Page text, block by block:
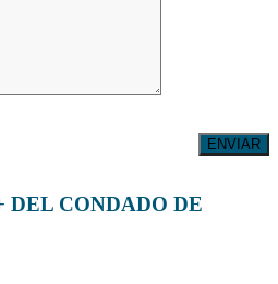
DEL CONDADO DE